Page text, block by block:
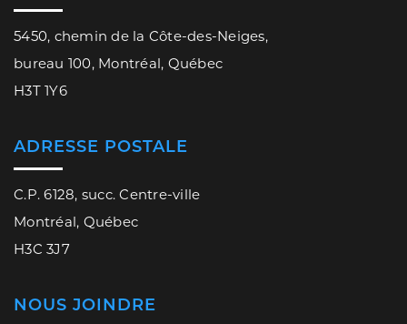
5450, chemin de la Côte-des-Neiges,
bureau 100, Montréal, Québec
H3T 1Y6
ADRESSE POSTALE
C.P. 6128, succ. Centre-ville
Montréal, Québec
H3C 3J7
NOUS JOINDRE